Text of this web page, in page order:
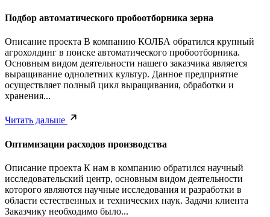
Подбор автоматического пробоотборника зерна
Описание проекта В компанию КОЛБА обратился крупный
агрохолдинг в поиске автоматического пробоотборника.
Основным видом деятельности нашего заказчика является
выращивание однолетних культур. Данное предприятие
осуществляет полный цикл выращивания, обработки и
хранения...
Читать дальше
Оптимизации расходов производства
Описание проекта К нам в компанию обратился научный
исследовательский центр, основным видом деятельности
которого являются научные исследования и разработки в
области естественных и технических наук. Задачи клиента
Заказчику необходимо было...